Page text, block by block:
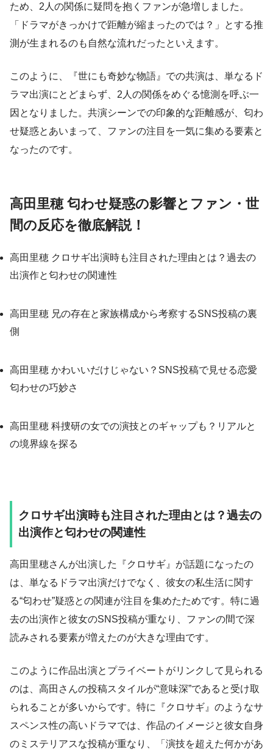
ため、2人の関係に疑問を抱くファンが急増しました。
「ドラマがきっかけで距離が縮まったのでは？」とする推
測が生まれるのも自然な流れだったといえます。
このように、『世にも奇妙な物語』での共演は、単なるド
ラマ出演にとどまらず、2人の関係をめぐる憶測を呼ぶ一
因となりました。共演シーンでの印象的な距離感が、匂わ
せ疑惑とあいまって、ファンの注目を一気に集める要素と
なったのです。
高田里穂 匂わせ疑惑の影響とファン・世
間の反応を徹底解説！
高田里穂 クロサギ出演時も注目された理由とは？過去の
出演作と匂わせの関連性
高田里穂 兄の存在と家族構成から考察するSNS投稿の裏
側
高田里穂 かわいいだけじゃない？SNS投稿で見せる恋愛
匂わせの巧妙さ
高田里穂 科捜研の女での演技とのギャップも？リアルと
の境界線を探る
クロサギ出演時も注目された理由とは？過去の
出演作と匂わせの関連性
高田里穂さんが出演した『クロサギ』が話題になったの
は、単なるドラマ出演だけでなく、彼女の私生活に関す
る“匂わせ”疑惑との関連が注目を集めたためです。特に過
去の出演作と彼女のSNS投稿が重なり、ファンの間で深
読みされる要素が増えたのが大きな理由です。
このように作品出演とプライベートがリンクして見られる
のは、高田さんの投稿スタイルが“意味深”であると受け取
られることが多いからです。特に『クロサギ』のようなサ
スペンス性の高いドラマでは、作品のイメージと彼女自身
のミステリアスな投稿が重なり、「演技を超えた何かがあ